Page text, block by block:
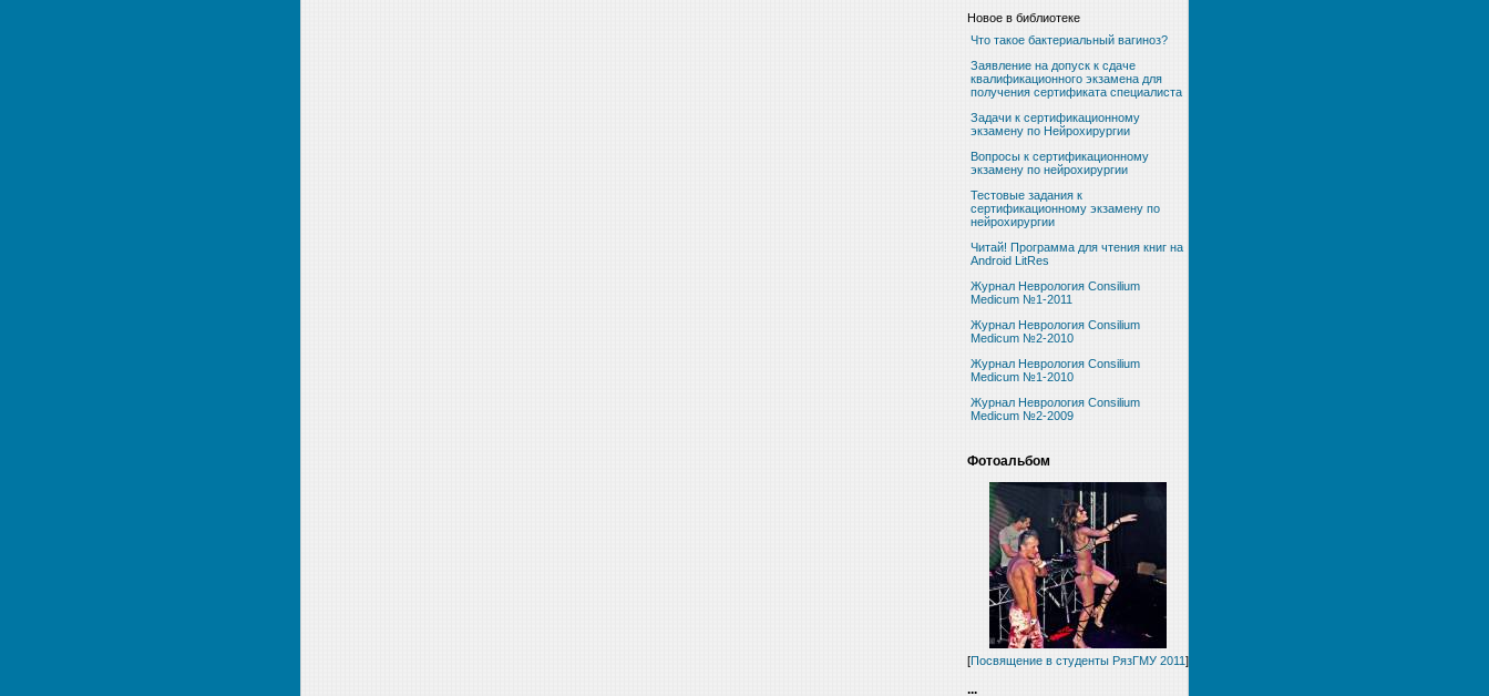
Новое в библиотеке
Что такое бактериальный вагиноз?
Заявление на допуск к сдаче
квалификационного экзамена для
получения сертификата специалиста
Задачи к сертификационному
экзамену по Нейрохирургии
Вопросы к сертификационному
экзамену по нейрохирургии
Тестовые задания к
сертификационному экзамену по
нейрохирургии
Читай! Программа для чтения книг на
Android LitRes
Журнал Неврология Consilium
Medicum №1-2011
Журнал Неврология Consilium
Medicum №2-2010
Журнал Неврология Consilium
Medicum №1-2010
Журнал Неврология Consilium
Medicum №2-2009
Фотоальбом
[Посвящение в студенты РязГМУ 2011 ]
...